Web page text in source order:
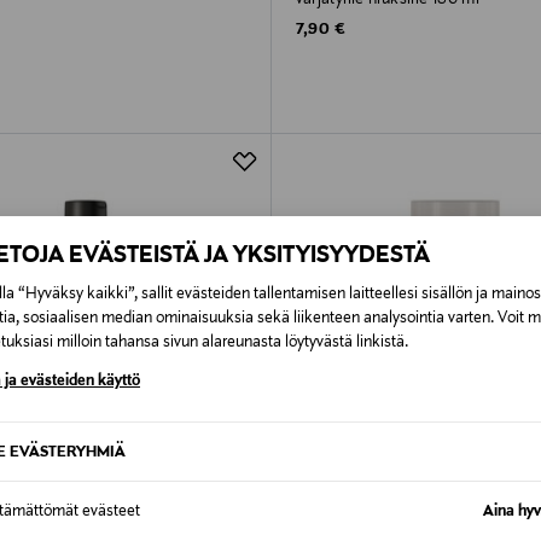
EVÄSTEISTÄ JA YKSITYISYYDESTÄ
“Hyväksy kaikki”, sallit evästeiden tallentamisen laitteellesi sisällön ja
sosiaalisen median ominaisuuksia sekä liikenteen analysointia varten. Voit
milloin tahansa sivun alareunasta löytyvästä linkistä.
ja evästeiden käyttö
EVÄSTERYHMIÄ
evästeet Aina
Original Price
7,90 €